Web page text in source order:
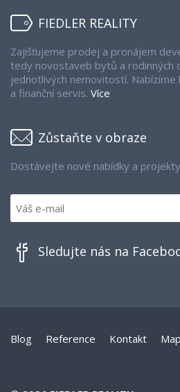
FIEDLER REALITY
Zajišťujeme prodej a pronájem
tedy novostaveb bytů a rodinných
jednotlivých nemovitostí.
a finanční servis. Více
Zůstaňte v obraze
Dostávejte nové nabídky a
Sledujte nás na
Blog Reference Kontakt